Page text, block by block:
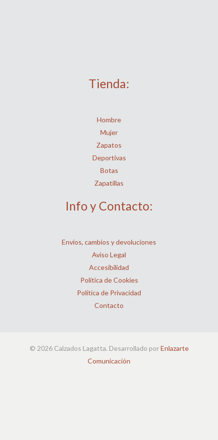
Tienda:
Hombre
Mujer
Zapatos
Deportivas
Botas
Zapatillas
Info y Contacto:
Envíos, cambios y devoluciones
Aviso Legal
Accesibilidad
Política de Cookies
Política de Privacidad
Contacto
© 2026 Calzados Lagatta. Desarrollado porEnlazarte
Comunicación